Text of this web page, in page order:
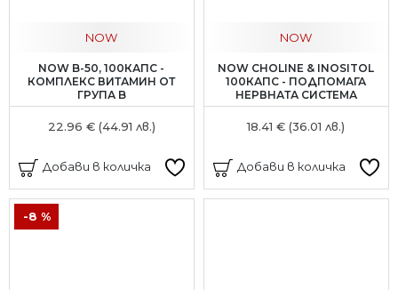
NOW
NOW B-50, 100КАПС -
КОМПЛЕКС ВИТАМИН ОТ
ГРУПА B
22.96 € (44.91 лв.)
Добави в количка
NOW
NOW CHOLINE & INOSITOL
100КАПС - ПОДПОМАГА
НЕРВНАТА СИСТЕМА
18.41 € (36.01 лв.)
Добави в количка
-8 %